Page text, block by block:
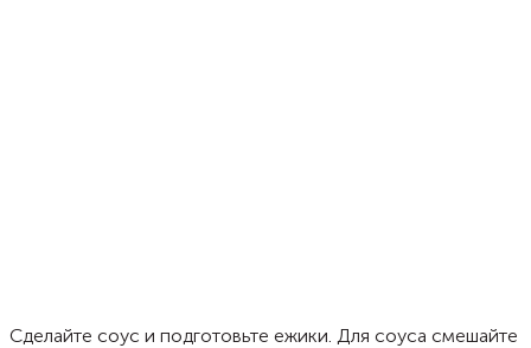
Сделайте соус и подготовьте ежики. Для соуса смешайте